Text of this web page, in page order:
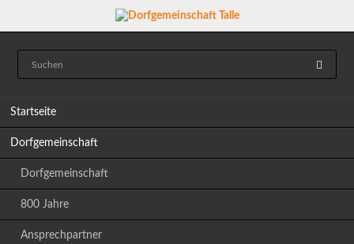
Startseite
Dorfgemeinschaft
Dorfgemeinschaft
800 Jahre
Ansprechpartner